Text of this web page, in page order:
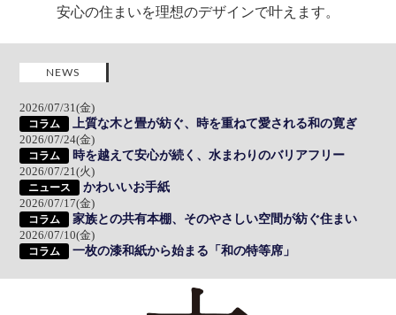
安心の住まいを理想のデザインで叶えます。
NEWS
2026/07/31(金)
コラム 上質な木と畳が紡ぐ、時を重ねて愛される和の寛ぎ
2026/07/24(金)
コラム 時を越えて安心が続く、水まわりのバリアフリー
2026/07/21(火)
ニュース かわいいお手紙
2026/07/17(金)
コラム 家族との共有本棚、そのやさしい空間が紡ぐ住まい
2026/07/10(金)
コラム 一枚の漆和紙から始まる「和の特等席」